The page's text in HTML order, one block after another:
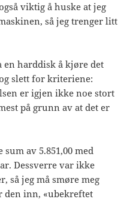
viktig å huske at jeg
så jeg trenger litt
en harddisk å kjøre det
slett for kriteriene:
er igjen ikke noe stort
på grunn av at det er
av 5.851,00 med
Dessverre var ikke
så jeg må smøre meg
den inn, «ubekreftet